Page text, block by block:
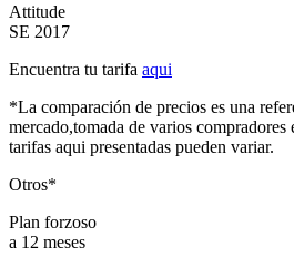
Attitude
SE 2017
Encuentra tu tarifa aqui
*La comparación de precios es una
mercado,tomada de varios
tarifas aqui presentadas pueden variar.
Otros*
Plan forzoso
a 12 meses